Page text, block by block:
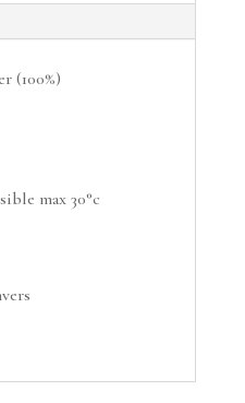
(100%)
max 30°c